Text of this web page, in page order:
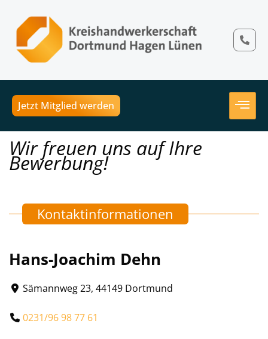
Jetzt Mitglied werden
Wir freuen uns auf Ihre
Bewerbung!
Kontaktinformationen
Hans-Joachim Dehn
Sämannweg 23, 44149 Dortmund
0231/96 98 77 61